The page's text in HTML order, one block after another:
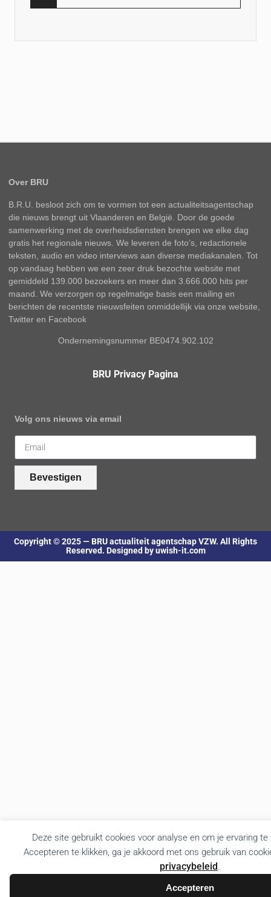
Deze site gebruikt cookies voor analyse en om je ervaring
Accepteren te klikken, ga je akkoord met ons gebruik van
privacybeleid.
Accepteren
Over BRU
B.R.U. besloot zich om te vormen tot een actualiteitsagentschap
die nieuws brengt uit Vlaanderen en België. Door de goede
samenwerking met de overheidsdiensten brengen we elke dag
gratis het regionale nieuws. We leveren de foto’s, redactionele
teksten, audio en video interviews aan diverse mediakanalen. Tot
op vandaag hebben we een zeer druk bezochte website met
gemiddeld 139.000 bezoekers en meer dan 3.666.000 hits per
maand. We verzorgen op regelmatige basis een mailing en
berichten de recentste nieuwsfeiten onmiddellijk via onze website,
Twitter en Facebook
Ondernemingsnummer BE0474.902.102
BRU Privacy Pagina
Volg ons nieuws via email
Bevestigen
Copyright © 2025 — BRU actualiteit agentschap VZW. All Rights
Reserved. Designed by uwish-it.com